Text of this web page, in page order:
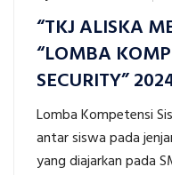
“TKJ ALISKA
“LOMBA
SECURITY”
Lomba Kompetensi
antar siswa pada
yang diajarkan pada